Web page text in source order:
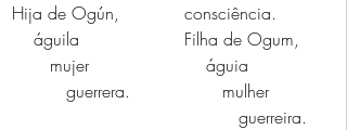
Hija de Ogún,
águila
mujer
guerrera.
consciência.
Filha de Ogum,
águia
mulher
guerreira.